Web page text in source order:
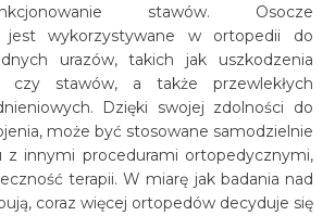
stawów. Osocze
jest wykorzystywane w ortopedii do
urazów, takich jak uszkodzenia
czy stawów, a także przewlekłych
Dzięki swojej zdolności do
może być stosowane samodzielnie
z innymi procedurami ortopedycznymi,
terapii. W miarę jak badania nad
coraz więcej ortopedów decyduje się